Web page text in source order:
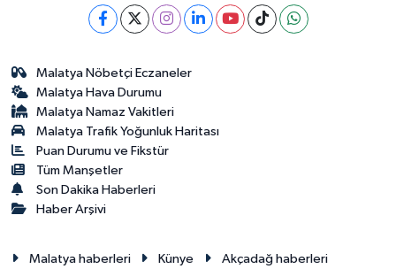
Malatya Nöbetçi Eczaneler
Malatya Hava Durumu
Malatya Namaz Vakitleri
Malatya Trafik Yoğunluk Haritası
Puan Durumu ve Fikstür
Tüm Manşetler
Son Dakika Haberleri
Haber Arşivi
Malatya haberleri Künye
Akçadağ haberleri